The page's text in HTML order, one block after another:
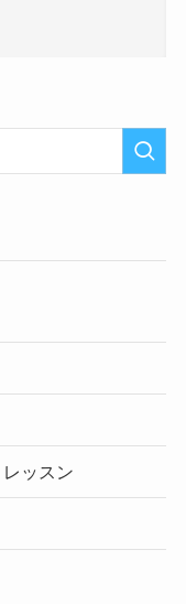
ッスン